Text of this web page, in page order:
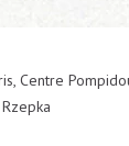
Centre